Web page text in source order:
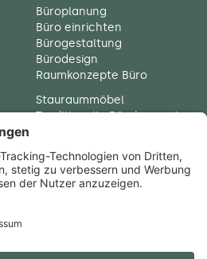
Büroplanung
Büro einrichten
Bürogestaltung
Bürodesign
Raumkonzepte Büro
Stauraummöbel
Traditionelle Bürokonzepte
Büromöbel München
Büroeinrichtung München